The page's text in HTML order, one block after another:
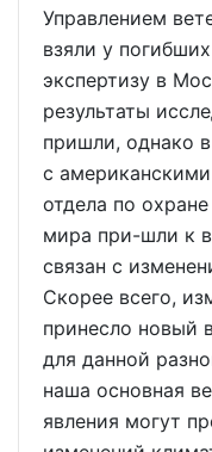
Управлением
взяли у
экспертизу в
результаты
пришли, однако
с
отдела по
мира при-шли к
связан с
Скорее всего,
принесло новый
для данной
наша основная
явления могут